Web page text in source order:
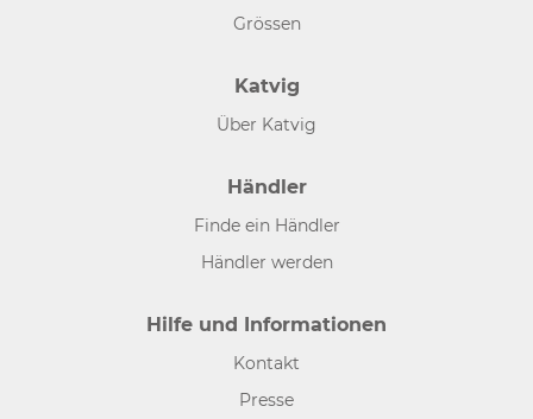
Grössen
Katvig
Über Katvig
Händler
Finde ein Händler
Händler werden
Hilfe und Informationen
Kontakt
Presse